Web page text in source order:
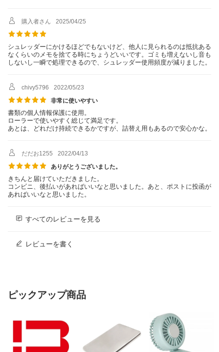
購入者さん 2025/04/25
シュレッダーにかけるほどでもないけど、他人に見られるのは抵抗ある
なくらいのメモを捨てる時にちょうどいいです。ゴミも増えないし音も
しないし一瞬で処理できるので、シュレッダー使用頻度が減りました。
chivy5796
2022/05/23
非常に使いやすい
書類の個人情報保護に使用。
ローラーで使いやすく総じて満足です。
あとは、どれだけ持続できるかですが、詰替え用もあるので安心かな。
だだお1255
2022/04/13
ありがとうございました。
きちんと届けていただきました。
コンビニ、後払いがあればいいなと思いました。あと、ポストに投函が
あればいいなと思いました。
すべてのレビューを見る
レビューを書く
ピックアップ商品